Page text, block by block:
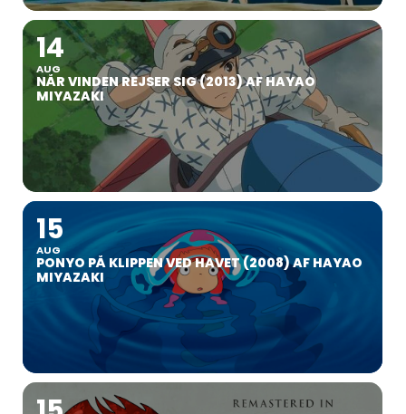
14
AUG
NÅR VINDEN REJSER SIG (2013) AF HAYAO
MIYAZAKI
15
AUG
PONYO PÅ KLIPPEN VED HAVET (2008) AF HAYAO
MIYAZAKI